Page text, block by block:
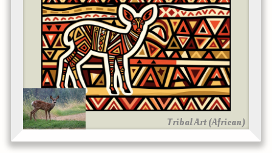
Tribal Art (African)